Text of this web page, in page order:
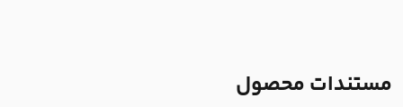
مستندات محصول